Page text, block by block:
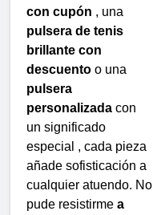
con cupón , una
pulsera de tenis
brillante con
descuento o una
pulsera
personalizada con
un significado
especial , cada pieza
añade sofisticación a
cualquier atuendo. No
pude resistirme a